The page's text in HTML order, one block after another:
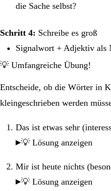
die Sache selbst?
Schritt 4: Schreibe es groß
Signalwort + Adjektiv als
💡 Umfangreiche Übung!
Entscheide, ob die Wörter in
kleingeschrieben werden
Das ist etwas sehr
💡 Lösung anzeigen
Mir ist heute nichts
💡 Lösung anzeigen